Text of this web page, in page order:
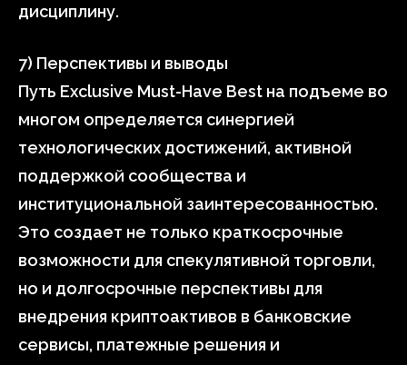
дисциплину.
7) Перспективы и выводы
Путь Exclusive Must-Have Best на подъеме во
многом определяется синергией
технологических достижений, активной
поддержкой сообщества и
институциональной заинтересованностью.
Это создает не только краткосрочные
возможности для спекулятивной торговли,
но и долгосрочные перспективы для
внедрения криптоактивов в банковские
сервисы, платежные решения и